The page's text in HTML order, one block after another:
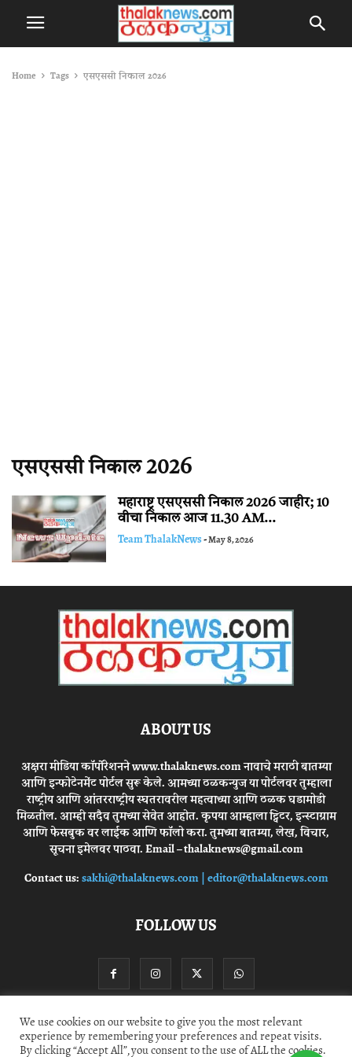
Home Tags एसएससी निकाल 2026
एसएससी निकाल 2026
महाराष्ट्र एसएससी निकाल 2026 जाहीर; 10
वीचा निकाल आज 11.30 AM...
Team ThalakNews-May 8, 2026
ABOUT US
अक्षरा मीडिया कॉर्पोरेशनने www.thalaknews.com नावाचे मराठी बातम्या
आणि इन्फोटेनमेंट पोर्टल सुरू केले. आमच्या ठळकन्युज या पोर्टलवर तुम्हाला
राष्ट्रीय आणि आंतरराष्ट्रीय स्घतरावरील महत्वाच्या आणि ठळक घडामोडी
मिळतील. आम्ही सदैव तुमच्या सेवेत आहोत. कृपया आम्हाला ट्विटर, इन्स्टाग्राम
आणि फेसबुक वर लाईक आणि फॉलो करा. तुमच्या बातम्या, लेख, विचार,
सूचना इमेलवर पाठवा. Email – thalaknews@gmail.com
Contact us:sakhi@thalaknews.com | editor@thalaknews.com
FOLLOW US
Privacy Policy Contact Us
We use cookies on our website to give you the most relevant
experience by remembering your preferences and repeat visits.
By clicking “Accept All”, you consent to the use of ALL the cookies.